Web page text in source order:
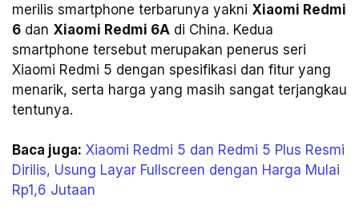
merilis smartphone terbarunya yakni Xiaomi Redmi
6 dan Xiaomi Redmi 6A di China. Kedua
smartphone tersebut merupakan penerus seri
Xiaomi Redmi 5 dengan spesifikasi dan fitur yang
menarik, serta harga yang masih sangat terjangkau
tentunya.
Baca juga: Xiaomi Redmi 5 dan Redmi 5 Plus Resmi
Dirilis, Usung Layar Fullscreen dengan Harga Mulai
Rp1,6 Jutaan